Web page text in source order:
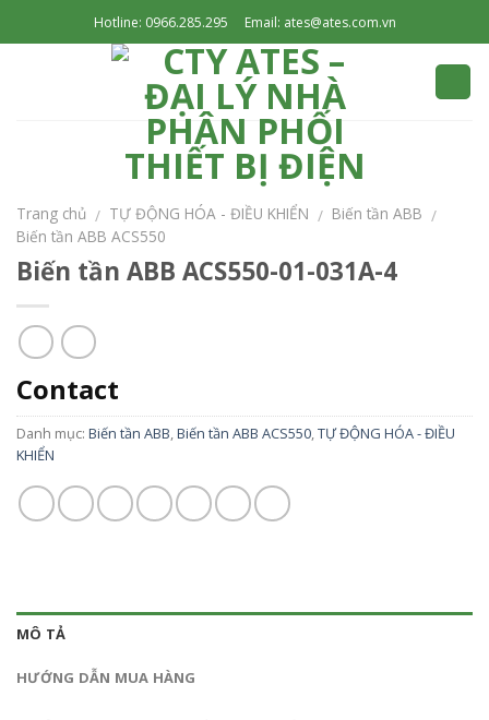
to
Hotline: 0966.285.295 Email: ates@ates.com.vn
Trang chủ / TỰ ĐỘNG HÓA - ĐIỀU KHIỂN / Biến tần ABB /
Biến tần ABB ACS550
Biến tần ABB ACS550-01-031A-4
Contact
Danh mục: Biến tần ABB,Biến tần ABB ACS550,TỰ ĐỘNG HÓA - ĐIỀU
KHIỂN
MÔ TẢ
HƯỚNG DẪN MUA HÀNG